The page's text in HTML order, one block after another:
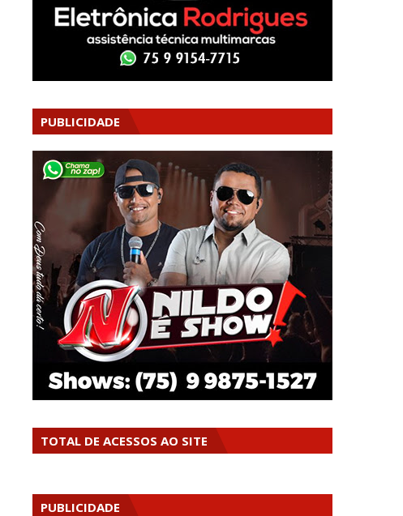
PUBLICIDADE
TOTAL DE ACESSOS AO SITE
PUBLICIDADE